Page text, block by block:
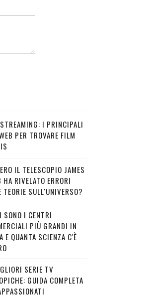
I PRINCIPALI
PER TROVARE FILM
IL TELESCOPIO JAMES
HA RIVELATO ERRORI
TEORIE SULL'UNIVERSO?
SONO I CENTRI
PIÙ GRANDI IN
E QUANTA SCIENZA C'È
SERIE TV
GUIDA COMPLETA